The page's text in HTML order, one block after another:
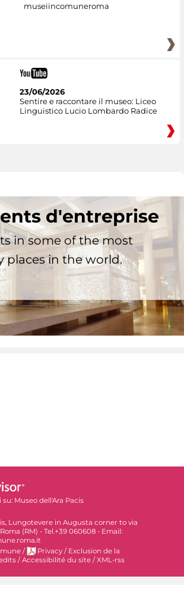
museiincomuneroma
23/06/2026
Sentire e raccontare il museo: Liceo
Linguistico Lucio Lombardo Radice
d'entreprise
in some of the most
places in the world.
su: Museo dell'Ara Pacis
Lungotevere in Augusta corner to via
(RM) - Tel.+39 060608 - Email:
/ Privacy / Exclusion de la
/ Accessibilité du site / XML-rss